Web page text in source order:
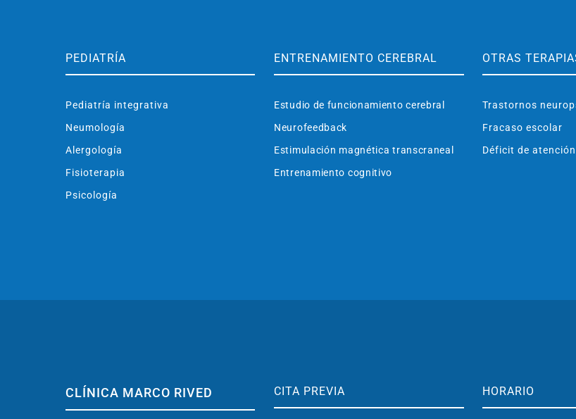
PEDIATRÍA
Pediatría integrativa
Neumología
Alergología
Fisioterapia
Psicología
ENTRENAMIENTO CEREBRAL
Estudio de funcionamiento cerebral
Neurofeedback
Estimulación magnética transcraneal
Entrenamiento cognitivo
OTRAS
Trastornos
Fracaso escolar
Déficit de atención
CLÍNICA MARCO RIVED CITA PREVIA HORARIO